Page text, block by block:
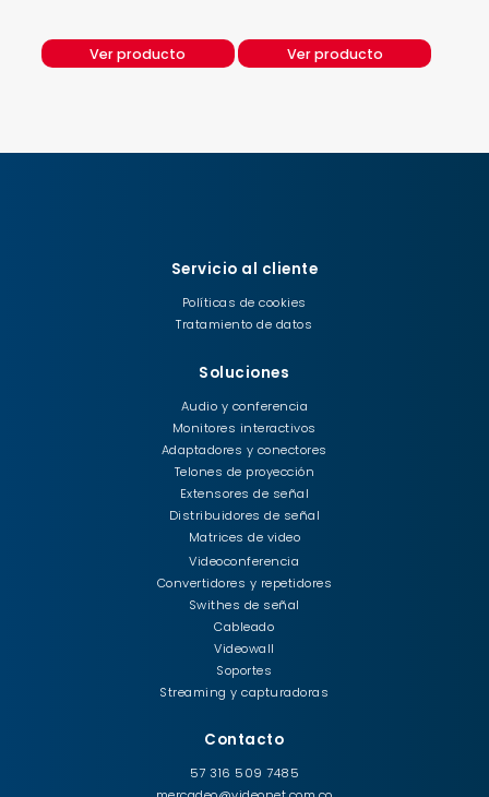
Ver producto Ver producto
Servicio al cliente
Políticas de cookies
Tratamiento de datos
Soluciones
Audio y conferencia
Monitores interactivos
Adaptadores y conectores
Telones de proyección
Extensores de señal
Distribuidores de señal
Matrices de video
Videoconferencia
Convertidores y repetidores
Swithes de señal
Cableado
Videowall
Soportes
Streaming y capturadoras
Contacto
57 316 509 7485